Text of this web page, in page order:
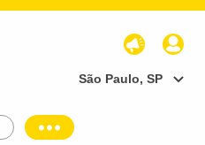
São Paulo, SP